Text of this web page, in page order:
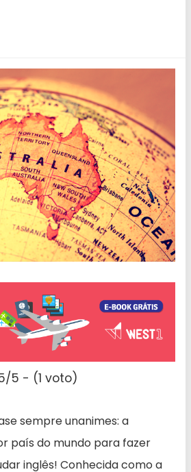
5 - (1 voto)
sempre unanimes: a
país do mundo para fazer
inglês! Conhecida como a